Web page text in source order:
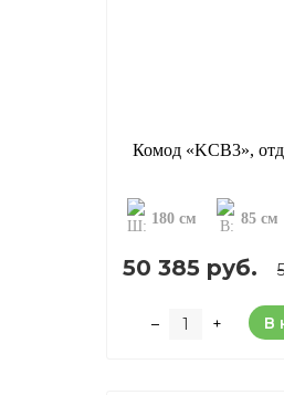
180 см 85 см
50 385 руб.
– + В